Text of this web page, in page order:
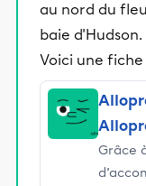
au nord du
baie d'Hudson.
Voici une
Grâce